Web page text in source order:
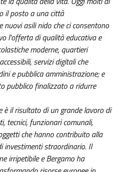
il posto a una città
asili nido che ci consentono
l'offerta di qualità educativa e
moderne, quartieri
servizi digitali che
e pubblica amministrazione; e
pubblico finalizzato a ridurre
è il risultato di un grande lavoro di
tecnici, funzionari comunali,
che hanno contribuito alla
investimenti straordinario. Il
irripetibile e Bergamo ha